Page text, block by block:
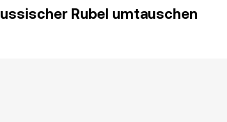
Rubel umtauschen